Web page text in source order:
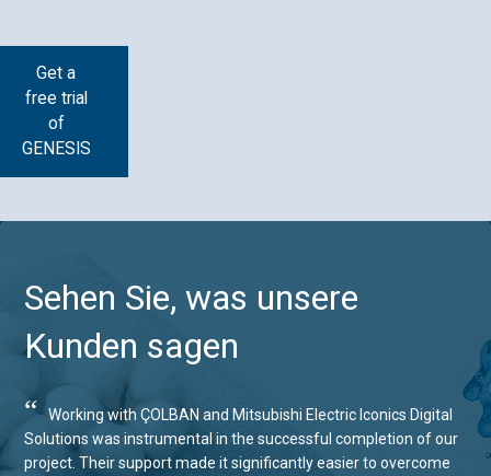
Get a
free trial
of
GENESIS
Sehen Sie, was unsere
Kunden sagen
“Working with ÇOLBAN and Mitsubishi Electric Iconics Digital
Solutions was instrumental in the successful completion of our
project. Their support made it significantly easier to overcome